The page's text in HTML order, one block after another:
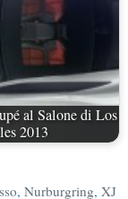
al Salone di Los
2013
,Nurburgring,XJ